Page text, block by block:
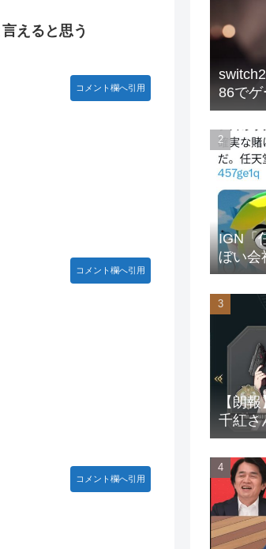
えると思う
コメント欄へ引用
コメント欄へ引用
コメント欄へ引用
86で
IGN「
ぼい会
【朗
千紅さ
てしま